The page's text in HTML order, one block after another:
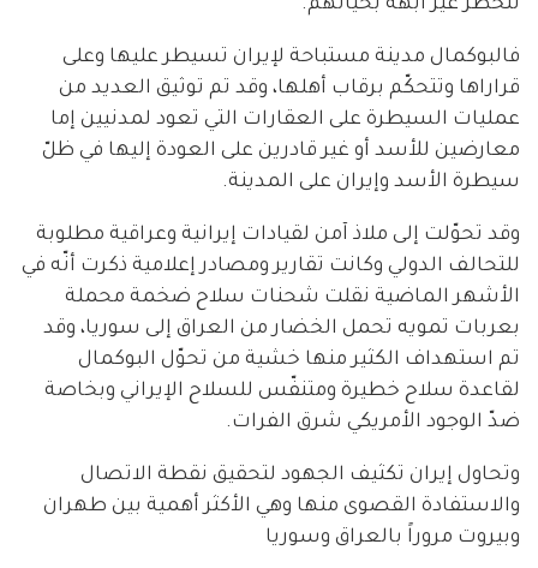
فالبوكمال مدينة مستباحة لإيران تسيطر عليها وعلى
قراراها وتتحكّم برقاب أهلها، وقد تم توثيق العديد من
عمليات السيطرة على العقارات التي تعود لمدنيين إما
معارضين للأسد أو غير قادرين على العودة إليها في ظلّ
سيطرة الأسد وإيران على المدينة.
وقد تحوّلت إلى ملاذ آمن لقيادات إيرانية وعراقية مطلوبة
للتحالف الدولي وكانت تقارير ومصادر إعلامية ذكرت أنّه في
الأشهر الماضية نقلت شحنات سلاح ضخمة محملة
بعربات تمويه تحمل الخضار من العراق إلى سوريا، وقد
تم استهداف الكثير منها خشية من تحوّل البوكمال
لقاعدة سلاح خطيرة ومتنفّس للسلاح الإيراني وبخاصة
ضدّ الوجود الأمريكي شرق الفرات.
وتحاول إيران تكثيف الجهود لتحقيق نقطة الاتصال
والاستفادة القصوى منها وهي الأكثر أهمية بين طهران
وبيروت مروراً بالعراق وسوريا